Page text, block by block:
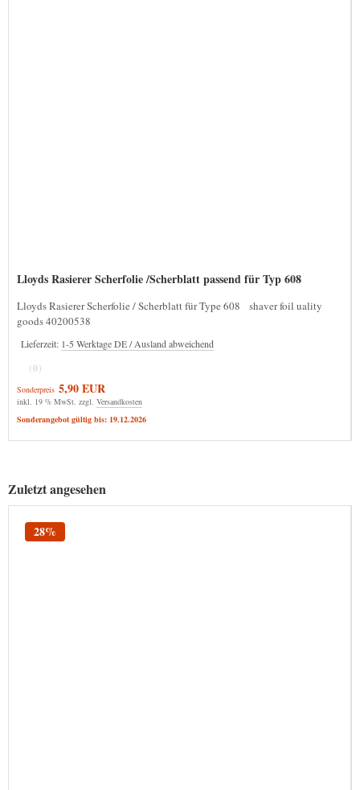
Lloyds Rasierer Scherfolie /Scherblatt passend für Typ 608
Lloyds Rasierer Scherfolie / Scherblatt für Type 608 shaver foil uality
goods 40200538
Lieferzeit: 1-5 Werktage DE / Ausland abweichend
(0)
Sonderpreis 5,90 EUR
inkl. 19 % MwSt. zzgl. Versandkosten
Sonderangebot gültig bis: 19.12.2026
Zuletzt angesehen
28%